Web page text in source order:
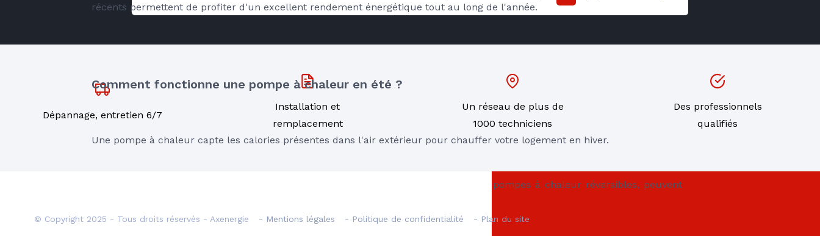
récents permettent de profiter d'un excellent rendement énergétique tout au long de l'année.
Comment fonctionne une pompe à chaleur en été ?
Une pompe à chaleur capte les calories présentes dans l'air extérieur pour chauffer votre logement en hiver.
Mais certaines installations, notamment les pompes à chaleur air-air et certaines pompes à chaleur réversibles, peuvent
Dépannage, entretien 6/7
Installation et
remplacement
Un réseau de plus de
1000 techniciens
Des professionnels
qualifiés
© Copyright 2025 - Tous droits réservés - Axenergie - Mentions légales - Politique de confidentialité - Plan du site